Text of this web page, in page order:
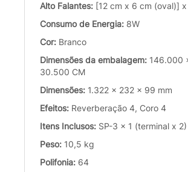
Alto Falantes: [12 cm x 6 cm (oval)]
Consumo de Energia: 8W
Cor: Branco
Dimensões da embalagem: 146.000
30.500 CM
Dimensões: 1.322 x 232 x 99 mm
Efeitos: Reverberação 4, Coro 4
Itens Inclusos: SP-3 x 1 (terminal x 2)
Peso: 10,5 kg
Polifonia: 64